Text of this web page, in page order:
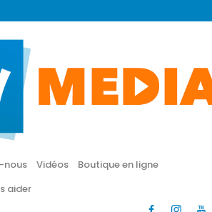
nous Vidéos
Boutique en ligne
aider
CN MÉDIA
Une vie nouvelle en JESUS !
Accueil
Vidéos